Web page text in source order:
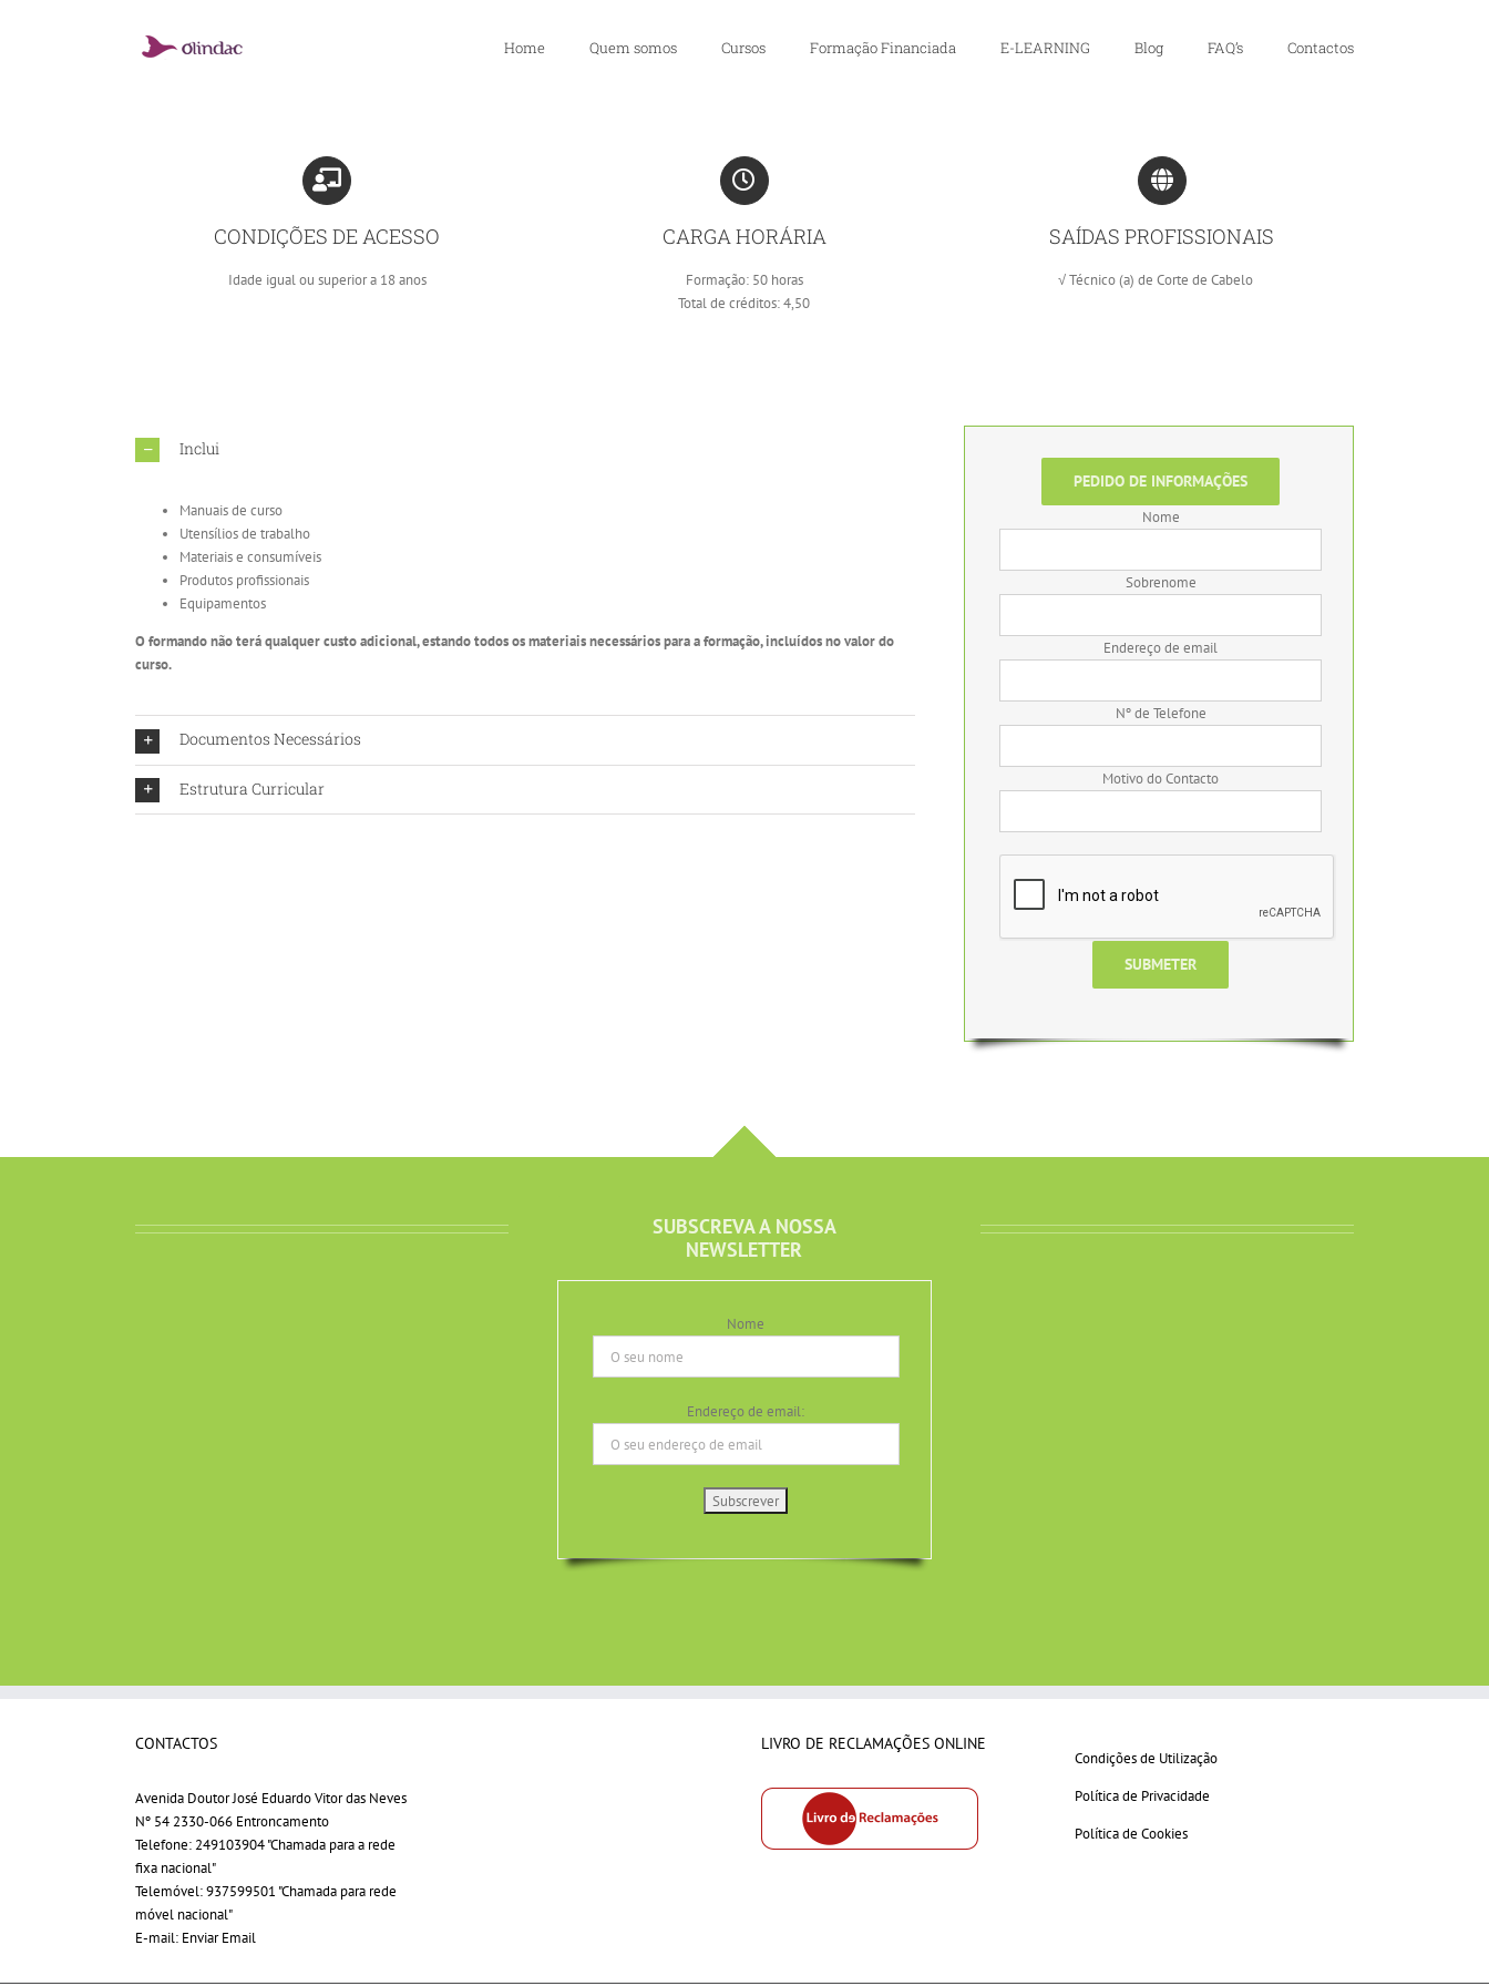
Home Quem somos Cursos Formação Financiada E-LEARNING Blog FAQ’s Contactos
CONDIÇÕES DE ACESSO
Idade igual ou superior a 18 anos
CARGA HORÁRIA
Formação: 50 horas
Total de créditos: 4,50
SAÍDAS PROFISSIONAIS
√ Técnico (a) de Corte de Cabelo
Inclui
Manuais de curso
Utensílios de trabalho
Materiais e consumíveis
Produtos profissionais
Equipamentos
O formando não terá qualquer custo adicional, estando todos os materiais necessários para a formação, incluídos no valor do
curso.
Documentos Necessários
Estrutura Curricular
PEDIDO DE INFORMAÇÕES
Nome
Sobrenome
Endereço de email
Nº de Telefone
Motivo do Contacto
SUBSCREVA A NOSSA
NEWSLETTER
Nome
Endereço de email:
CONTACTOS
Avenida Doutor José Eduardo Vitor das Neves
Nº 54 2330-066 Entroncamento
Telefone:249103904 "Chamada para a rede
fixa nacional"
Telemóvel:937599501 "Chamada para rede
móvel nacional"
E-mail: Enviar Email
LIVRO DE RECLAMAÇÕES ONLINE
Condições de Utilização
Política de Privacidade
Política de Cookies